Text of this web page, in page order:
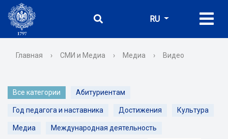
RU
Главная › СМИ и Медиа › Медиа › Видео
Все категории Абитуриентам
Год педагога и наставника Достижения Культура
Медиа Международная деятельность